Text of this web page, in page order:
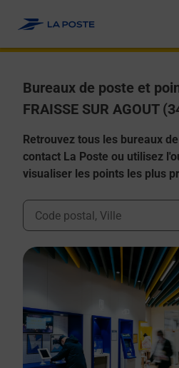
Bureaux de poste et
FRAISSE SUR AGOUT
Retrouvez tous les bureaux
contact La Poste ou utilisez
visualiser les points les plus
Ville, Département, Code Postal